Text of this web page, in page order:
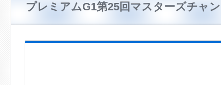
プレミアムG1第25回マスターズチャ